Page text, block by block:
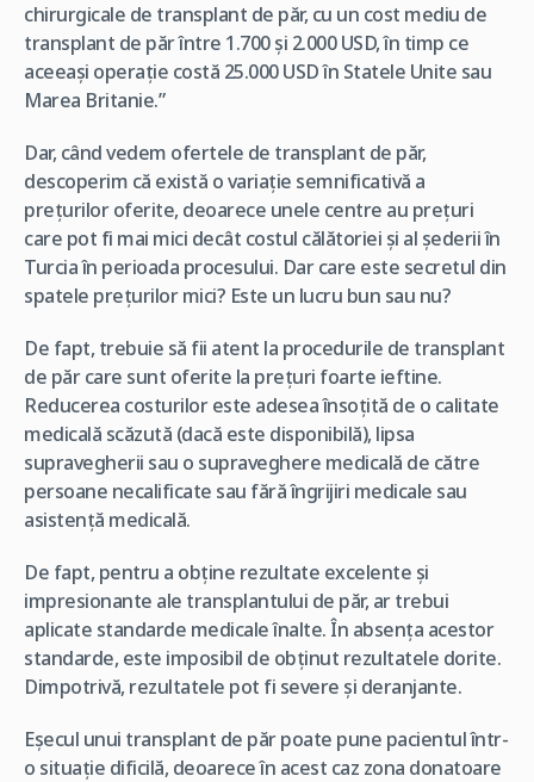
chirurgicale de transplant de păr, cu un cost mediu de
transplant de păr între 1.700 și 2.000 USD, în timp ce
aceeași operație costă 25.000 USD în Statele Unite sau
Marea Britanie.”
Dar, când vedem ofertele de transplant de păr,
descoperim că există o variație semnificativă a
prețurilor oferite, deoarece unele centre au prețuri
care pot fi mai mici decât costul călătoriei și al șederii în
Turcia în perioada procesului. Dar care este secretul din
spatele prețurilor mici? Este un lucru bun sau nu?
De fapt, trebuie să fii atent la procedurile de transplant
de păr care sunt oferite la prețuri foarte ieftine.
Reducerea costurilor este adesea însoțită de o calitate
medicală scăzută (dacă este disponibilă), lipsa
supravegherii sau o supraveghere medicală de către
persoane necalificate sau fără îngrijiri medicale sau
asistență medicală.
De fapt, pentru a obține rezultate excelente și
impresionante ale transplantului de păr, ar trebui
aplicate standarde medicale înalte. În absența acestor
standarde, este imposibil de obținut rezultatele dorite.
Dimpotrivă, rezultatele pot fi severe și deranjante.
Eșecul unui transplant de păr poate pune pacientul într-
o situație dificilă, deoarece în acest caz zona donatoare